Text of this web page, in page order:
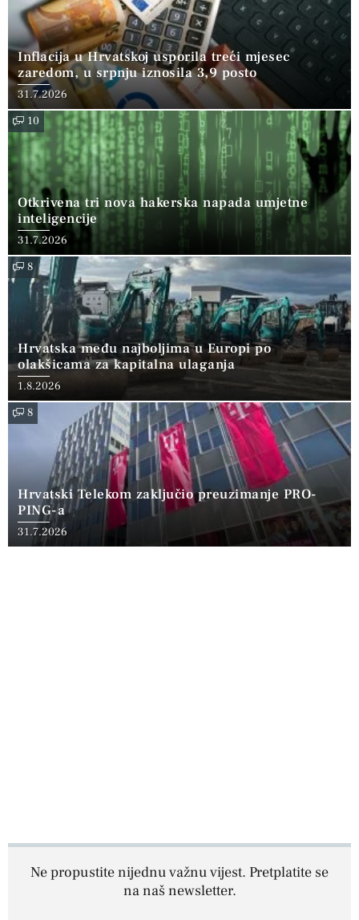
Inflacija u Hrvatskoj usporila treći mjesec
zaredom, u srpnju iznosila 3,9 posto
31.7.2026
10
Otkrivena tri nova hakerska napada umjetne
inteligencije
31.7.2026
8
Hrvatska među najboljima u Europi po
olakšicama za kapitalna ulaganja
1.8.2026
8
Hrvatski Telekom zaključio preuzimanje PRO-
PING-a
31.7.2026
Ne propustite nijednu važnu vijest. Pretplatite se
na naš newsletter.